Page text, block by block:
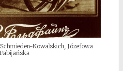
Kowalskich, Józefowa
Fabijańska